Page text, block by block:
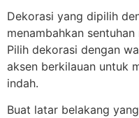
Dekorasi yang dipilih
menambahkan
Pilih dekorasi dengan
aksen berkilauan untuk
indah.
Buat latar belakang